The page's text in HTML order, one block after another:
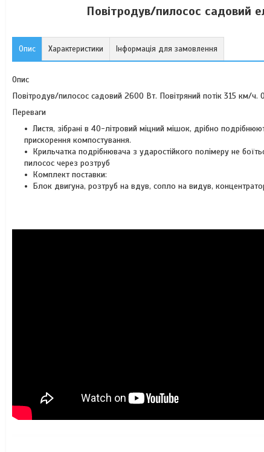
Повітродув/пилосос садовий
Опис Характеристики Інформація для замовлення
Опис
Повітродув/пилосос садовий 2600 Вт. Повітряний потік 315 км/ч.
Переваги
Листя, зібрані в 40-літровий міцний мішок, дрібно
прискорення компостування.
Крильчатка подрібнювача з ударостійкого полімеру не
пилосос через розтруб
Комплект поставки:
Блок двигуна, розтруб на вдув, сопло на видув,